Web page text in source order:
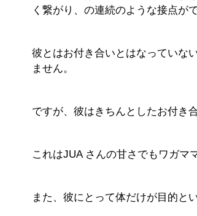
く繋がり、の連続のような接点が
彼とはお付き合いとはなっていな
ません。
ですが、彼はきちんとしたお付き
これはJUA さんの甘さでもワガマ
また、彼にとって体だけが目的と